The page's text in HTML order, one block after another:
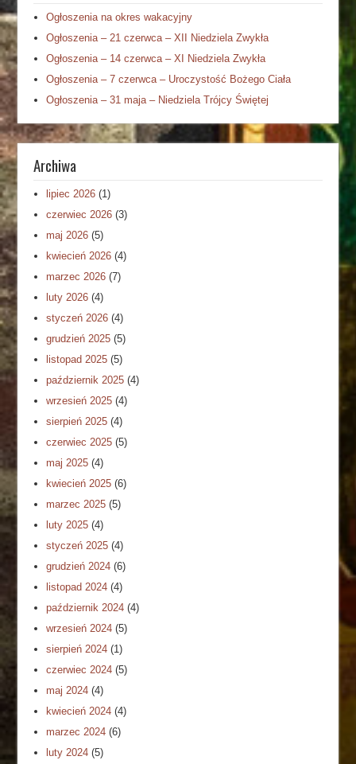
Ogłoszenia na okres wakacyjny
Ogłoszenia – 21 czerwca – XII Niedziela Zwykła
Ogłoszenia – 14 czerwca – XI Niedziela Zwykła
Ogłoszenia – 7 czerwca – Uroczystość Bożego Ciała
Ogłoszenia – 31 maja – Niedziela Trójcy Świętej
Archiwa
lipiec 2026 (1)
czerwiec 2026 (3)
maj 2026 (5)
kwiecień 2026 (4)
marzec 2026 (7)
luty 2026 (4)
styczeń 2026 (4)
grudzień 2025 (5)
listopad 2025 (5)
październik 2025 (4)
wrzesień 2025 (4)
sierpień 2025 (4)
czerwiec 2025 (5)
maj 2025 (4)
kwiecień 2025 (6)
marzec 2025 (5)
luty 2025 (4)
styczeń 2025 (4)
grudzień 2024 (6)
listopad 2024 (4)
październik 2024 (4)
wrzesień 2024 (5)
sierpień 2024 (1)
czerwiec 2024 (5)
maj 2024 (4)
kwiecień 2024 (4)
marzec 2024 (6)
luty 2024 (5)